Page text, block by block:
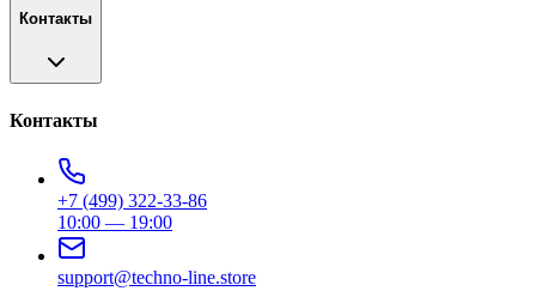
Контакты
Контакты
+7 (499) 322-33-86
10:00 — 19:00
support@techno-line.store